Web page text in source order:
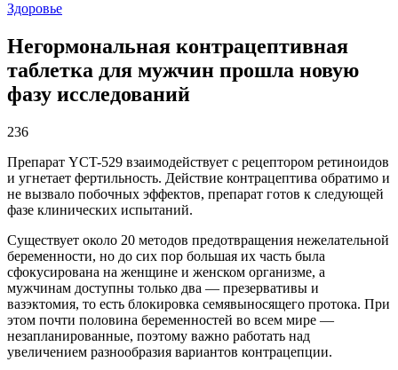
Здоровье
Негормональная контрацептивная
таблетка для мужчин прошла новую
фазу исследований
236
Препарат YCT-529 взаимодействует с рецептором ретиноидов
и угнетает фертильность. Действие контрацептива обратимо и
не вызвало побочных эффектов, препарат готов к следующей
фазе клинических испытаний.
Существует около 20 методов предотвращения нежелательной
беременности, но до сих пор большая их часть была
сфокусирована на женщине и женском организме, а
мужчинам доступны только два — презервативы и
вазэктомия, то есть блокировка семявыносящего протока. При
этом почти половина беременностей во всем мире —
незапланированные, поэтому важно работать над
увеличением разнообразия вариантов контрацепции.